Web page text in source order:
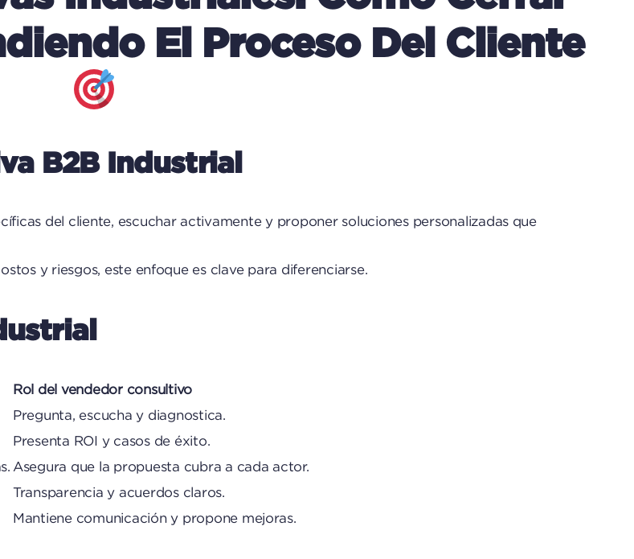
El Proceso Del Cliente
B2B Industrial
del cliente, escuchar activamente y proponer soluciones personalizadas que
y riesgos, este enfoque es clave para diferenciarse.
Rol del vendedor consultivo
Pregunta, escucha y diagnostica.
Presenta ROI y casos de éxito.
Asegura que la propuesta cubra a cada actor.
Transparencia y acuerdos claros.
Mantiene comunicación y propone mejoras.